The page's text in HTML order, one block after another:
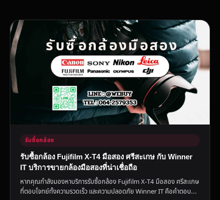
รับซื้อกล้อง
รับซื้อกล้อง Fujifilm X-T4 มือสอง ศรีสะเกษ กับ Winner
IT บริการขายกล้องมือสองที่น่าเชื่อถือ
หากคุณกำลังมองหาบริการรับซื้อกล้อง Fujifilm X-T4 มือสอง ศรีสะเกษ
ที่ตอบโจทย์ทั้งความรวดเร็ว และความปลอดภัย Winner IT คือคำตอบ...